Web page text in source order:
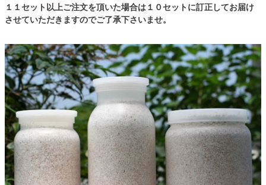
１１セット以上ご注文を頂いた場合は１０セットに訂正してお届け
させていただきますのでご了承下さいませ。